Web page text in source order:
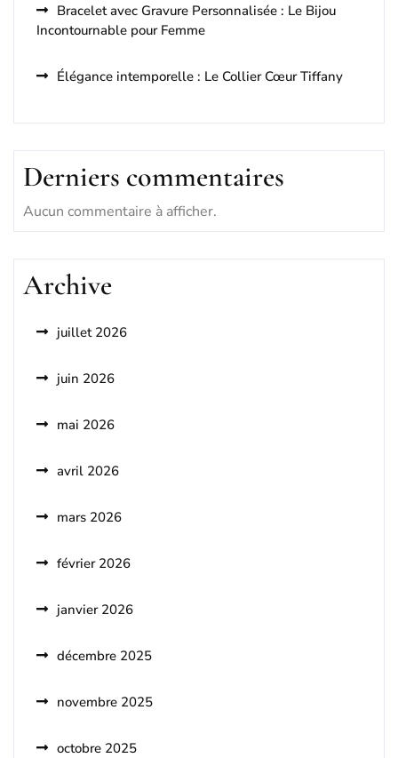
Bracelet avec Gravure Personnalisée : Le Bijou
Incontournable pour Femme
Élégance intemporelle : Le Collier Cœur Tiffany
Derniers commentaires
Aucun commentaire à afficher.
Archive
juillet 2026
juin 2026
mai 2026
avril 2026
mars 2026
février 2026
janvier 2026
décembre 2025
novembre 2025
octobre 2025